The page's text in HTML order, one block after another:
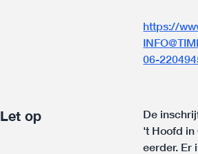
https://
06-
Let op
De
't Hoofd in
eerder. Er